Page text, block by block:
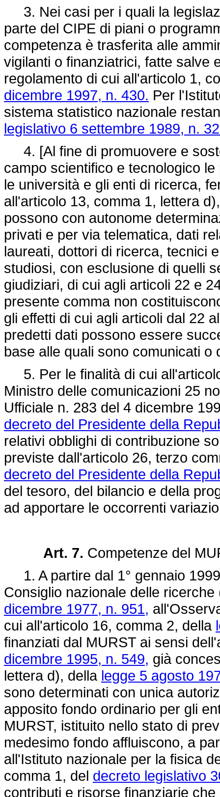
3. Nei casi per i quali la
parte del CIPE di piani o
competenza è trasferita alle
vigilanti o finanziatrici, fatte salve
regolamento di cui all'articolo 1,
dicembre 1997, n. 430. Per
sistema statistico nazionale
legislativo 6 settembre 1989, n.
4. [Al fine di promuovere e
campo scientifico e tecnologico
le università e gli enti di ricerca,
all'articolo 13, comma 1, lettera
possono con autonome
privati e per via telematica, dati
laureati, dottori di ricerca, tecnici
studiosi, con esclusione di quelli
giudiziari, di cui agli articoli 22 e
presente comma non
gli effetti di cui agli articoli dal 22
predetti dati possono essere
base alle quali sono comunicati o
5. Per le finalità di cui
Ministro delle comunicazioni 25
Ufficiale n. 283 del 4 dicembre
decreto del Presidente della
relativi obblighi di contribuzione
previste dall'articolo 26, terzo
decreto del Presidente della
del tesoro, del bilancio e della
ad apportare le occorrenti
Art. 7. Competenze del
1. A partire dal 1° gennaio
Consiglio nazionale delle
dicembre 1977, n. 951,
cui all'articolo 16, comma 2, della
finanziati dal MURST ai sensi
dicembre 1995, n. 549, già
lettera d), della legge 5 agosto
sono determinati con unica
apposito fondo ordinario per gli
MURST, istituito nello stato di
medesimo fondo affluiscono, a
all'Istituto nazionale per la fisica
comma 1, del decreto legislativo
contributi e risorse finanziarie